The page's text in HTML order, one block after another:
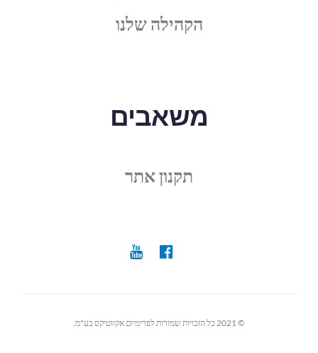
הקהילה שלנו
משאבים
תקנון אתר
© 2021 כל הזכויות שמורות לפרימיום אקווטיקס בע"מ.